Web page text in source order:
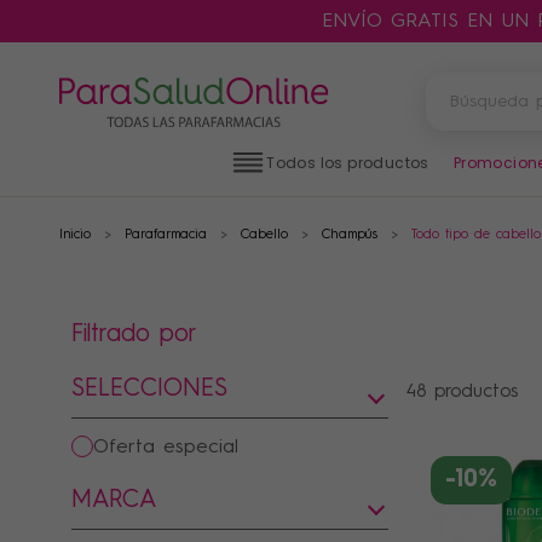
ENVÍO GRATIS EN UN
MARCAS
Todos los productos
Inicio Parafarmacia Cabello Champús Todo tipo de cabello
Filtrado por
SELECCIONES
oferta especial
MARCA
48 productos
-10%